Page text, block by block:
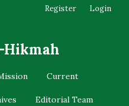
Hikmah
Current
Editorial Team
Register Login